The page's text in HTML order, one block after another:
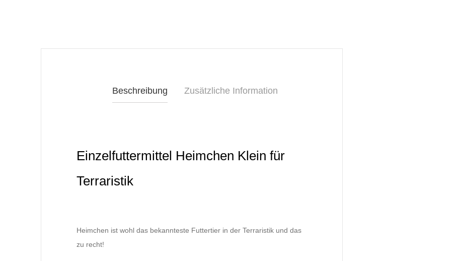
Beschreibung Zusätzliche Information
Einzelfuttermittel Heimchen Klein für
Terraristik
Heimchen ist wohl das bekannteste Futtertier in der Terraristik und das
zu recht!